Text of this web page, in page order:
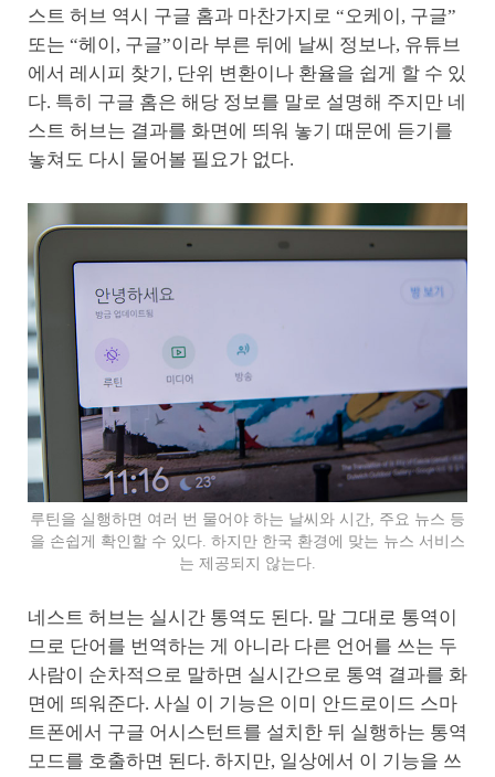
스트 허브 역시 구글 홈과 마찬가지로 “오케이, 구글”
또는 “헤이, 구글”이라 부른 뒤에 날씨 정보나, 유튜브
에서 레시피 찾기, 단위 변환이나 환율을 쉽게 할 수 있
다. 특히 구글 홈은 해당 정보를 말로 설명해 주지만 네
스트 허브는 결과를 화면에 띄워 놓기 때문에 듣기를
놓쳐도 다시 물어볼 필요가 없다.
루틴을 실행하면 여러 번 물어야 하는 날씨와 시간, 주요 뉴스 등
을 손쉽게 확인할 수 있다. 하지만 한국 환경에 맞는 뉴스 서비스
는 제공되지 않는다.
네스트 허브는 실시간 통역도 된다. 말 그대로 통역이
므로 단어를 번역하는 게 아니라 다른 언어를 쓰는 두
사람이 순차적으로 말하면 실시간으로 통역 결과를 화
면에 띄워준다. 사실 이 기능은 이미 안드로이드 스마
트폰에서 구글 어시스턴트를 설치한 뒤 실행하는 통역
모드를 호출하면 된다. 하지만, 일상에서 이 기능을 쓰